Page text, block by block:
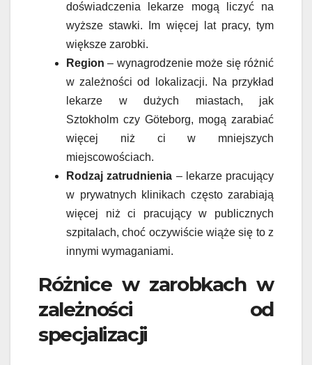
doświadczenia lekarze mogą liczyć na
wyższe stawki. Im więcej lat pracy, tym
większe zarobki.
Region – wynagrodzenie może się różnić
w zależności od lokalizacji. Na przykład
lekarze w dużych miastach, jak
Sztokholm czy Göteborg, mogą zarabiać
więcej niż ci w mniejszych
miejscowościach.
Rodzaj zatrudnienia – lekarze pracujący
w prywatnych klinikach często zarabiają
więcej niż ci pracujący w publicznych
szpitalach, choć oczywiście wiąże się to z
innymi wymaganiami.
Różnice w zarobkach w
zależności od
specjalizacji